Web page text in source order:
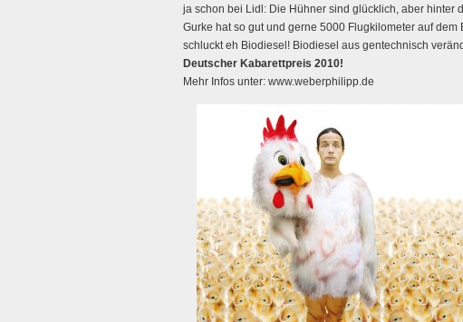
ja schon bei Lidl: Die Hühner sind glücklich, aber hinter
Gurke hat so gut und gerne 5000 Flugkilometer auf
schluckt eh Biodiesel! Biodiesel aus gentechnisch
Deutscher Kabarettpreis 2010!
Mehr Infos unter: www.weberphilipp.de